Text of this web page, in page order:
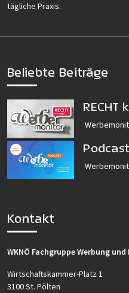
tägliche Praxis.
Beliebte Beiträge
RECHT
Podcast
Kontakt
WKNÖ Fachgruppe Werbung
Wirtschaftskammer-Platz 1
3100 St. Pölten